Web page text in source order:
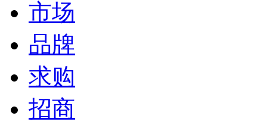
市场
品牌
求购
招商